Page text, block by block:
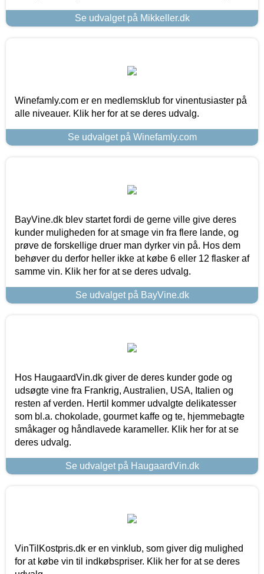
Se udvalget på Mikkeller.dk
Winefamly.com er en medlemsklub for vinentusiaster på
alle niveauer. Klik her for at se deres udvalg.
Se udvalget på Winefamly.com
BayVine.dk blev startet fordi de gerne ville give deres
kunder muligheden for at smage vin fra flere lande, og
prøve de forskellige druer man dyrker vin på. Hos dem
behøver du derfor heller ikke at købe 6 eller 12 flasker af
samme vin. Klik her for at se deres udvalg.
Se udvalget på BayVine.dk
Hos HaugaardVin.dk giver de deres kunder gode og
udsøgte vine fra Frankrig, Australien, USA, Italien og
resten af verden. Hertil kommer udvalgte delikatesser
som bl.a. chokolade, gourmet kaffe og te, hjemmebagte
småkager og håndlavede karameller. Klik her for at se
deres udvalg.
Se udvalget på HaugaardVin.dk
VinTilKostpris.dk er en vinklub, som giver dig mulighed
for at købe vin til indkøbspriser. Klik her for at se deres